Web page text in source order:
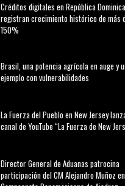
Créditos digitales en República
registran crecimiento histórico de más
150%
Brasil, una potencia agrícola en auge y
ejemplo con vulnerabilidades
La Fuerza del Pueblo en New Jersey
canal de YouTube “La Fuerza de New
Director General de Aduanas patrocina
participación del CM Alejandro Muñoz